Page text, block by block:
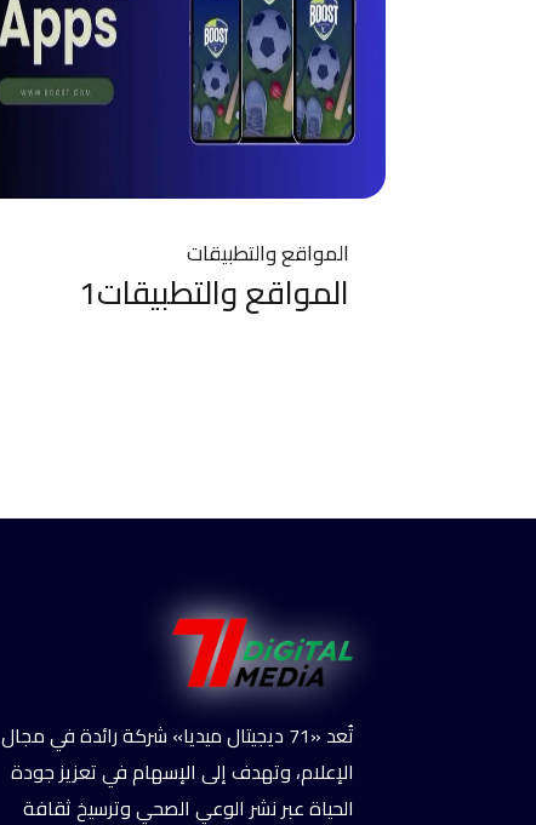
المواقع والتطبيقات
المواقع والتطبيقات1
تُعد «71 ديجيتال ميديا» شركة رائدة في مجال
الإعلام، وتهدف إلى الإسهام في تعزيز جودة
الحياة عبر نشر الوعي الصحي وترسيخ ثقافة